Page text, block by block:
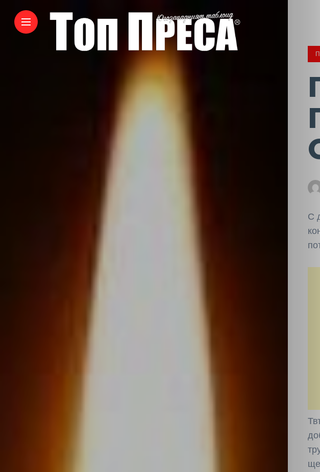
С
ще